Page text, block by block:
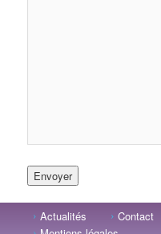
Actualités
Contact